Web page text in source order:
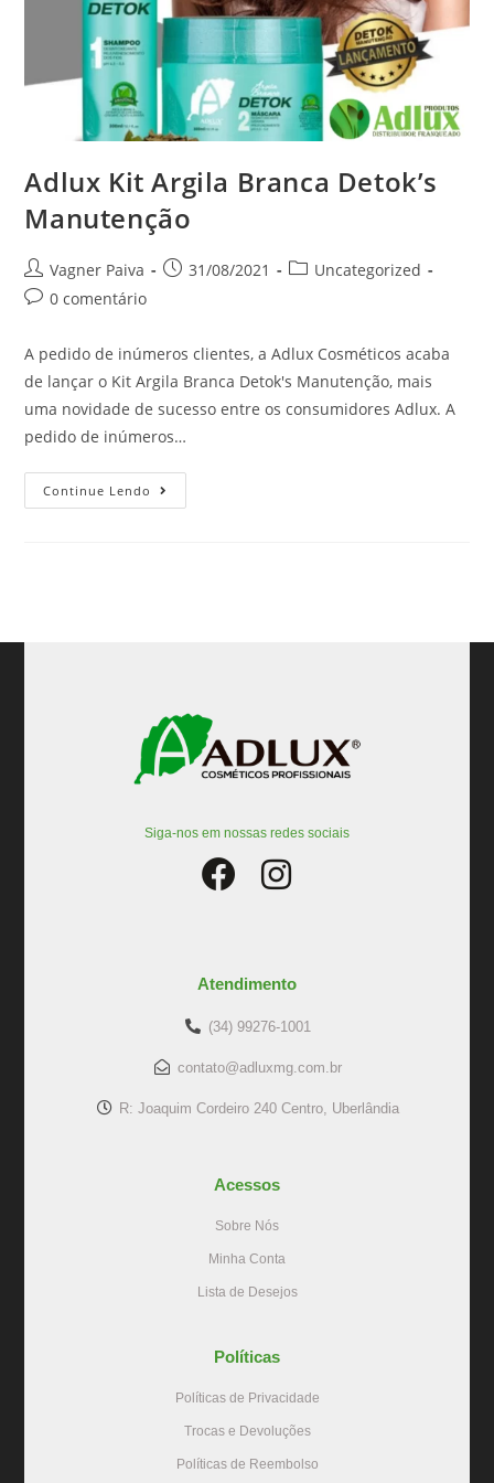
Adlux Kit Argila Branca Detok’s
Manutenção
Vagner Paiva 31/08/2021
Uncategorized
0 comentário
A pedido de inúmeros clientes, a Adlux Cosméticos acaba
de lançar o Kit Argila Branca Detok's Manutenção, mais
uma novidade de sucesso entre os consumidores Adlux. A
pedido de inúmeros…
Continue Lendo
Siga-nos em nossas redes sociais
Atendimento
(34) 99276-1001
contato@adluxmg.com.br
R: Joaquim Cordeiro 240 Centro, Uberlândia
Acessos
Sobre Nós
Minha Conta
Lista de Desejos
Políticas
Políticas de Privacidade
Trocas e Devoluções
Políticas de Reembolso